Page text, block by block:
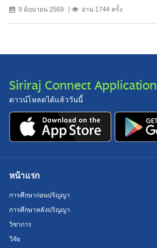
9 มิถุนายน 2569 อ่าน 1744 ครั้ง
Siriraj Connect Application
ดาวน์โหลดได้แล้ววันนี้
หน้าแรก
การศึกษาก่อนปริญญา
การศึกษาหลังปริญญา
วิชาการ
วิจัย